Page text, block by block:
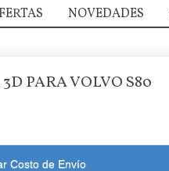
NOVEDADES
PARA VOLVO S80
Costo de Envío